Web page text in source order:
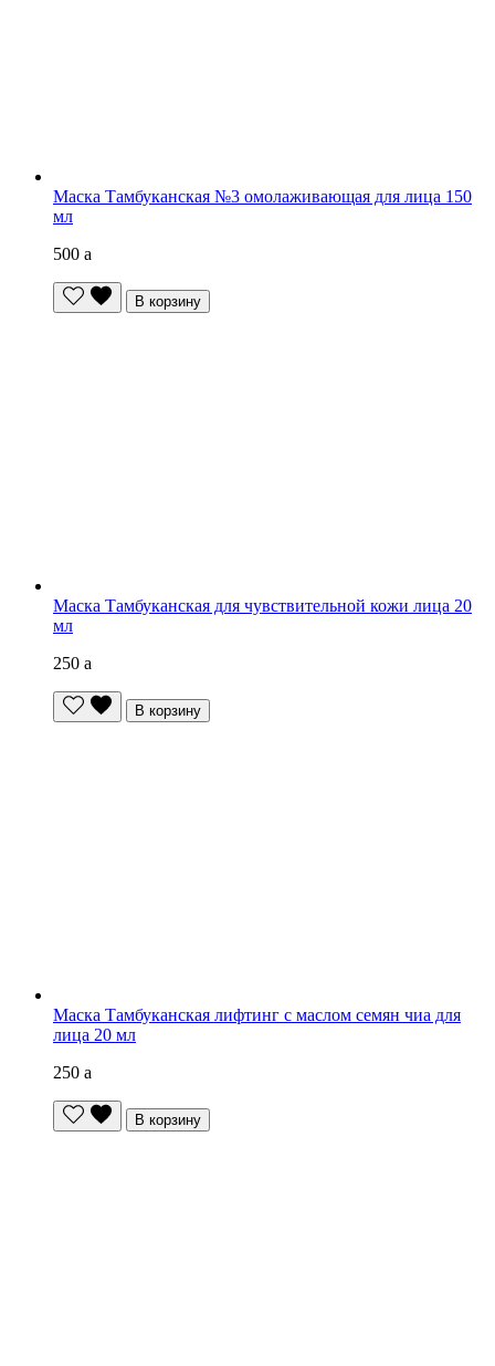
Маска Тамбуканская №3 омолаживающая для лица 150
мл
500 a
В корзину
Маска Тамбуканская для чувствительной кожи лица 20
мл
250 a
В корзину
Маска Тамбуканская лифтинг с маслом семян чиа для
лица 20 мл
250 a
В корзину